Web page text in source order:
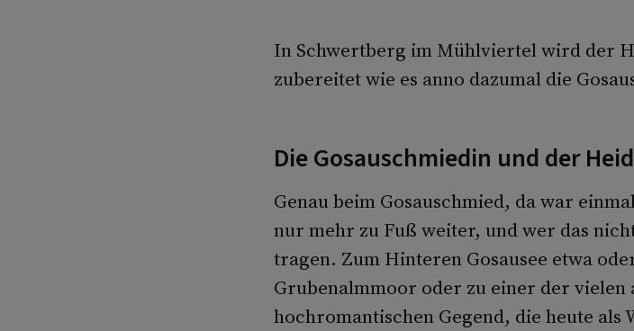
In Schwertberg im Mühlviertel wird der
zubereitet wie es anno dazumal die
Die Gosauschmiedin und der
Genau beim Gosauschmied, da war
nur mehr zu Fuß weiter, und wer das
tragen. Zum Hinteren Gosausee etwa
Grubenalmmoor oder zu einer der
hochromantischen Gegend, die heute